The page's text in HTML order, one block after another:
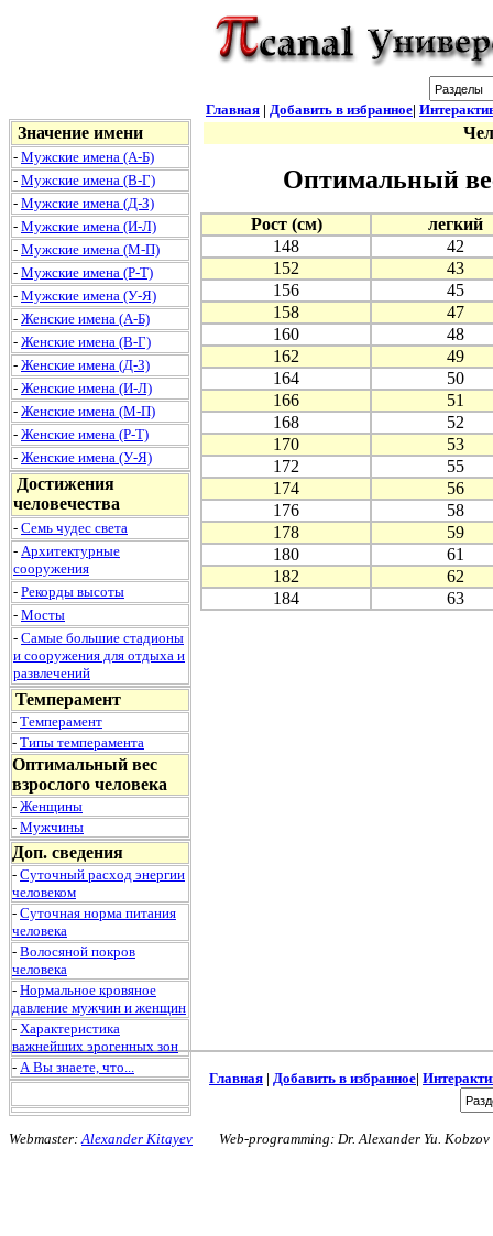
Главная | Добавить в избранное|
Значение имени
- Мужские имена (А-Б)
- Мужские имена (В-Г)
- Мужские имена (Д-З)
- Мужские имена (И-Л)
- Мужские имена (М-П)
- Мужские имена (Р-Т)
- Мужские имена (У-Я)
- Женские имена (А-Б)
- Женские имена (В-Г)
- Женские имена (Д-З)
- Женские имена (И-Л)
- Женские имена (М-П)
- Женские имена (Р-Т)
- Женские имена (У-Я)
Достижения
человечества
- Семь чудес света
- Архитектурные
сооружения
- Рекорды высоты
- Мосты
- Самые большие стадионы
и сооружения для отдыха и
развлечений
Темперамент
- Темперамент
- Типы темперамента
Оптимальный вес
взрослого человека
- Женщины
- Мужчины
Доп. сведения
- Суточный расход энергии
человеком
- Суточная норма питания
человека
- Волосяной покров
человека
- Нормальное кровяное
давление мужчин и женщин
- Характеристика
важнейших эрогенных зон
- А Вы знаете, что...
Оптимальный
Рост (см)
легкий
148
42
152
43
156
45
158
47
160
48
162
49
164
50
166
51
168
52
170
53
172
55
174
56
176
58
178
59
180
61
182
62
184
63
Главная | Добавить в избранное|
Webmaster:Alexander Kitayev Web-programming: Dr. Alexander Yu.